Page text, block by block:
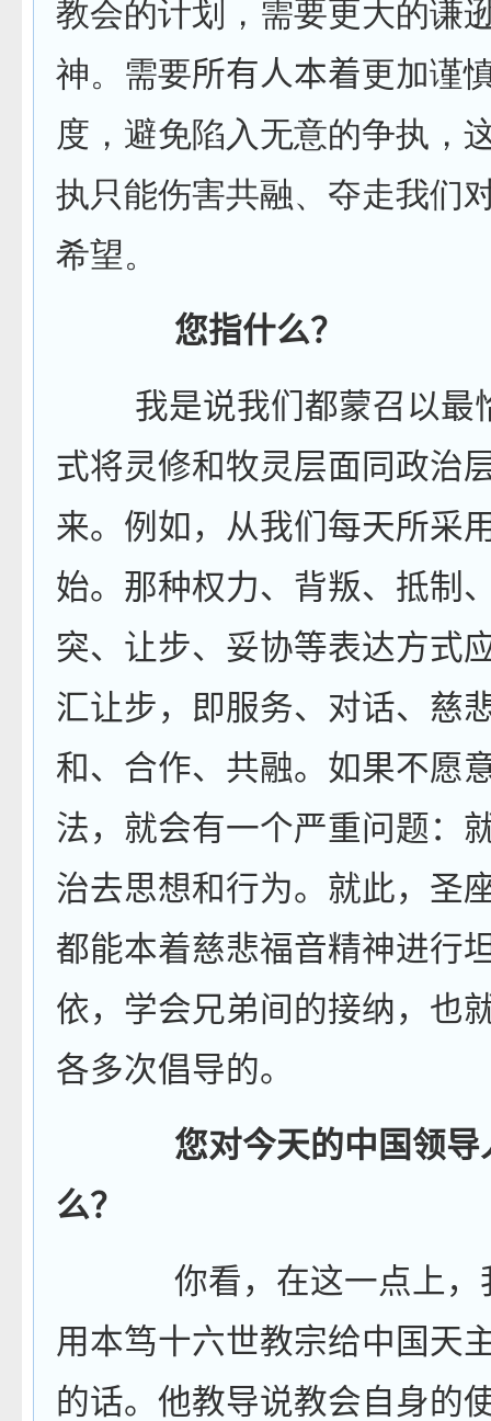
教会的计划，需要更大的谦
神。需要所有人本着更加谨
度，避免陷入无意的争执，
执只能伤害共融、夺走我们
希望。
您指什么？
我是说我们都蒙召以最
式将灵修和牧灵层面同政治
来。例如，从我们每天所采
始。那种权力、背叛、抵制
突、让步、妥协等表达方式
汇让步，即服务、对话、慈
和、合作、共融。如果不愿
法，就会有一个严重问题：
治去思想和行为。就此，圣
都能本着慈悲福音精神进行
依，学会兄弟间的接纳，也
各多次倡导的。
您对今天的中国领导
么？
你看，在这一点上，
用本笃十六世教宗给中国天
的话。他教导说教会自身的